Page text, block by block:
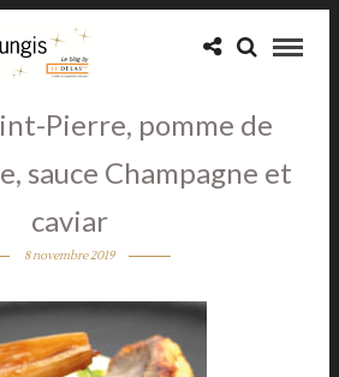
Pierre, pomme de
sauce Champagne et
caviar
8 novembre 2019